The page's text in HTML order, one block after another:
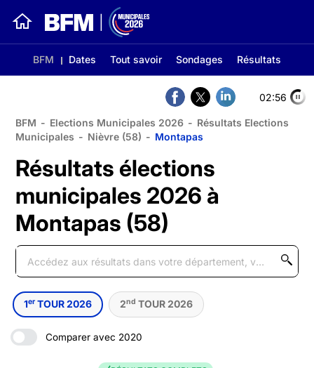
BFM Dates Tout savoir Sondages Résultats
02:56
BFM - Elections Municipales 2026 - Résultats Elections
Municipales - Nièvre (58) - Montapas
Résultats élections
municipales 2026 à
Montapas (58)
1er TOUR 2026 2nd TOUR 2026
Comparer avec 2020